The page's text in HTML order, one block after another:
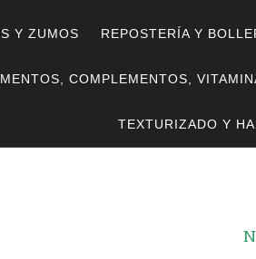
Y ZUMOS REPOSTERÍA Y
COMPLEMENTOS,
TEXTURIZADO Y